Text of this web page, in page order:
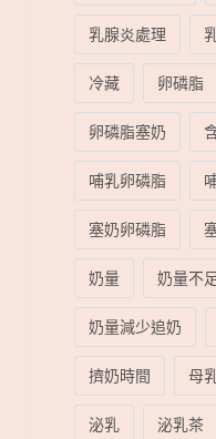
乳腺炎處理
冷藏
卵磷脂
卵磷脂塞奶
哺乳卵磷脂
塞奶卵磷脂
奶量
奶量不
奶量減少追奶
擠奶時間
母
泌乳
泌乳茶